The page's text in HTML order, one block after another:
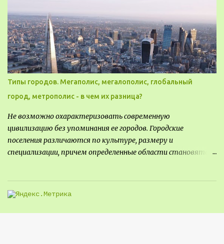
могли бы свободно попасть, не заходя в само заведение.
Типы городов. Мегаполис, мегалополис, глобальный
город, метрополис - в чем их разница?
Не возможно охарактеризовать современную
цивилизацию без упоминания ее городов. Городские
поселения различаются по культуре, размеру и
специализации, причем определенные области становятся
поселения был общим показателем его важности - чем
крупнее город, тем больше мощности он приносил, однако, с
большой миграцией в сельскую местность в прошлом веке,